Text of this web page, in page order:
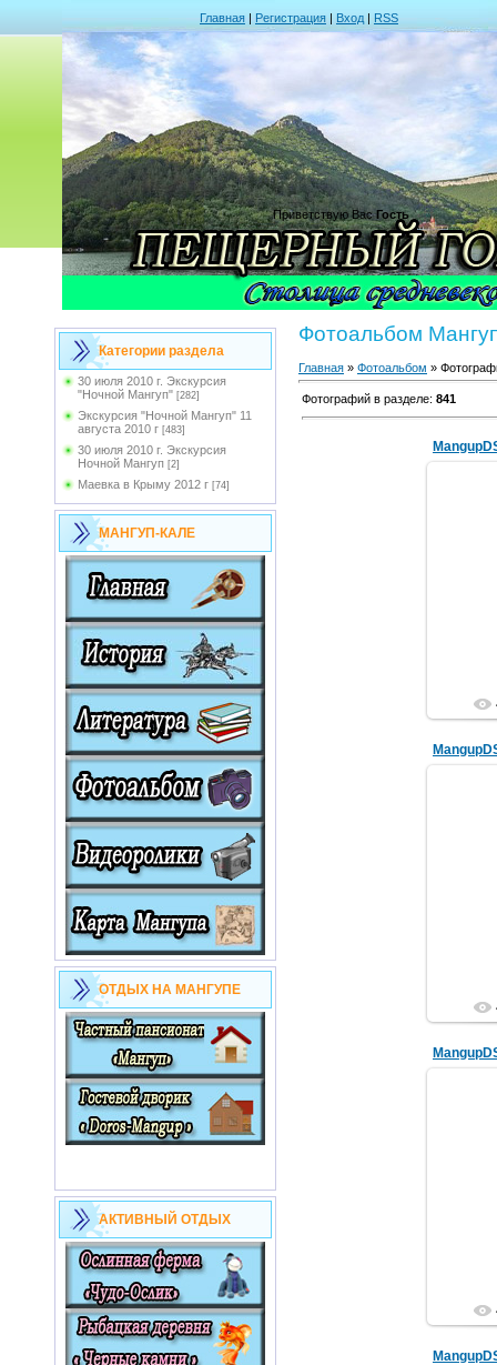
Главная | Регистрация | Вход | RSS
Приветствую Вас Гость
Категории раздела
30 июля 2010 г. Экскурсия
"Ночной Мангуп" [282]
Экскурсия "Ночной Мангуп" 11
августа 2010 г [483]
30 июля 2010 г. Экскурсия
Ночной Мангуп [2]
Маевка в Крыму 2012 г [74]
МАНГУП-КАЛЕ
ОТДЫХ НА МАНГУПЕ
АКТИВНЫЙ ОТДЫХ
Фотоальбом
Главная » Фотоальбом »
Фотографий в разделе: 841